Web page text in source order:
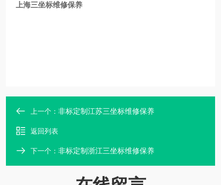
上海三坐标维修保养
上一个： 非标定制江苏三坐标维修保养
返回列表
下一个： 非标定制浙江三坐标维修保养